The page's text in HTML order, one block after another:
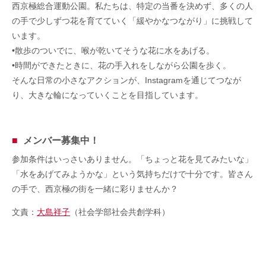
西京極総合運動公園。私たちは、特定の当番を決めず、多くの人
の手で少しずつ花を育てていく「緩やかなつながり」に挑戦して
います。
•散歩のついでに、喉が乾いてそうな花に水をあげる。
•時間ができたときに、花の手入れをしながら公園を歩く。
そんな日常の小さなアクションが、Instagramを通じてつなが
り、大きな輪になっていくことを目指しています。
メンバー募集中！
参加条件はいっさいありません。「ちょっと花を見てみたいな」
「水をあげてみようかな」という気持ちだけで十分です。皆さん
の手で、西京極の街を一緒に彩りませんか？
文責： 大島祥子 （社会学部社会共創学科）